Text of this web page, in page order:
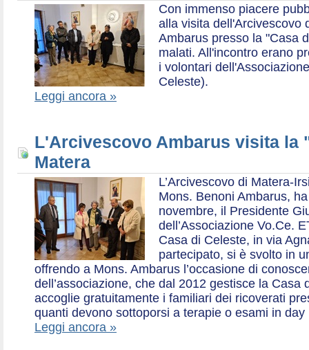
Con immenso piacere
alla visita dell'Arcivescovo
Ambarus presso la "Casa
malati. All'incontro erano
i volontari
Celeste).
Leggi ancora »
L'Arcivescovo Ambarus visita la
Matera
L’Arcivescovo di Matera-
Mons. Benoni Ambarus,
novembre, il Presidente
dell’Associazione Vo.Ce.
Casa di Celeste, in via
partecipato, si è svolto in
offrendo a Mons. Ambarus l’occasione di
dell’associazione, che dal 2012 gestisce la Casa
accoglie gratuitamente i familiari dei ricoverati
quanti devono sottoporsi a terapie o esami in day
Leggi ancora »